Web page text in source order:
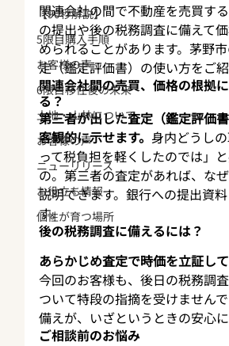
【90秒解説】
5限目購入手順
お客様の声
6限目移住後の未来
土地・山林について
お客様の声
ニューリリース
お役立ち情報
個性が育つ場所
関連会社の間で不動産を売買す
の提出や後の税務調査に備えて
められることがあります。茅野
定（鑑定評価書）の使い方をご紹
関連会社間の売買、価格の根拠
る？
第三者が出した査定（鑑定評価
客観的に示せます。 身内どうし
って税負担を軽くしたのでは」
の。第三者の査定があれば、な
説明できます。銀行への提出資
す。
後の税務調査に備えるには？
あらかじめ査定で時価を立証して
今回のお客様も、後日の税務調
ついて特段の指摘を受けません
備えが、いざというときの安心に
ご相談前のお悩み